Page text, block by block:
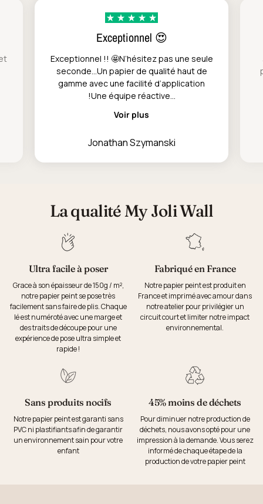
Exceptionnel 😍
Exceptionnel !! 🤩N’hésitez pas une seule
seconde…Un papier de qualité haut de
gamme avec une facilité d’application
!Une équipe réactive...
Voir plus
Jonathan Szymanski
La qualité My Joli Wall
Ultra facile à poser
Grace à son épaisseur de 150g / m²,
notre papier peint se pose très
facilement sans faire de plis. Chaque
lé est numéroté avec une marge et
des traits de découpe pour une
expérience de pose ultra simple et
rapide !
Fabriqué en France
Notre papier peint est produit en
France et imprimé avec amour dans
notre atelier pour privilégier un
circuit court et limiter notre impact
environnemental.
Sans produits nocifs
Notre papier peint est garanti sans
PVC ni plastifiants afin de garantir
un environnement sain pour votre
enfant
45% moins de déchets
Pour diminuer notre production de
déchets, nous avons opté pour une
impression à la demande. Vous serez
informé de chaque étape de la
production de votre papier peint